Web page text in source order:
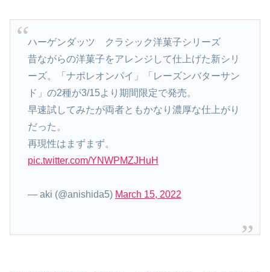
ハーゲンダッツ クラシック洋菓子シリーズ
昔ながらの洋菓子をアレンジして仕上げた新シリ
ーズ。「ナポレオンパイ」「レーズンバターサン
ド」の2種が3/15より期間限定で発売。
早速試してみたが両者ともかなり濃厚な仕上がり
だった。
再現性はまずまず。
pic.twitter.com/YNWPMZJHuH
— aki (@anishida5) March 15, 2022